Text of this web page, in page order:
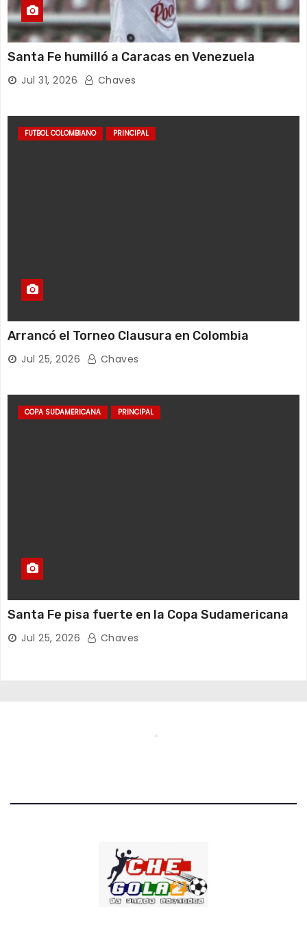
Santa Fe humilló a Caracas en Venezuela
Jul 31, 2026 Chaves
FUTBOL COLOMBIANO PRINCIPAL
Arrancó el Torneo Clausura en Colombia
Jul 25, 2026 Chaves
COPA SUDAMERICANA PRINCIPAL
Santa Fe pisa fuerte en la Copa Sudamericana
Jul 25, 2026 Chaves